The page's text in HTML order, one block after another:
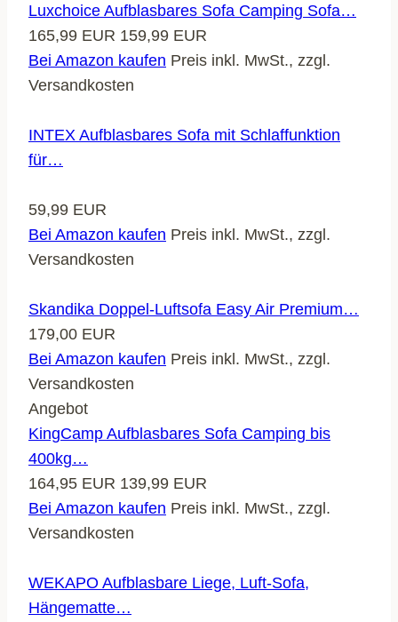
Luxchoice Aufblasbares Sofa Camping Sofa…
165,99 EUR 159,99 EUR
Bei Amazon kaufen Preis inkl. MwSt., zzgl.
Versandkosten
INTEX Aufblasbares Sofa mit Schlaffunktion
für…
59,99 EUR
Bei Amazon kaufen Preis inkl. MwSt., zzgl.
Versandkosten
Skandika Doppel-Luftsofa Easy Air Premium…
179,00 EUR
Bei Amazon kaufen Preis inkl. MwSt., zzgl.
Versandkosten
Angebot
KingCamp Aufblasbares Sofa Camping bis
400kg…
164,95 EUR 139,99 EUR
Bei Amazon kaufen Preis inkl. MwSt., zzgl.
Versandkosten
WEKAPO Aufblasbare Liege, Luft-Sofa,
Hängematte…